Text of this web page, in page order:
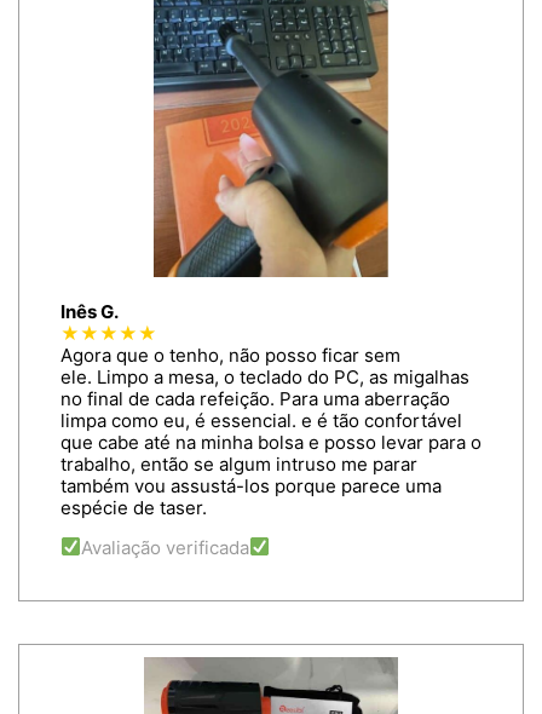
Inês G.
★★★★★
Agora que o tenho, não posso ficar sem
ele. Limpo a mesa, o teclado do PC, as migalhas
no final de cada refeição. Para uma aberração
limpa como eu, é essencial. e é tão confortável
que cabe até na minha bolsa e posso levar para o
trabalho, então se algum intruso me parar
também vou assustá-los porque parece uma
espécie de taser.
Avaliação verificada